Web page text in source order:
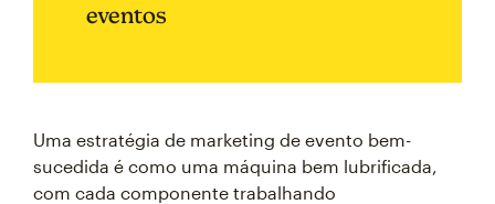
eventos
Uma estratégia de marketing de evento bem-
sucedida é como uma máquina bem lubrificada,
com cada componente trabalhando